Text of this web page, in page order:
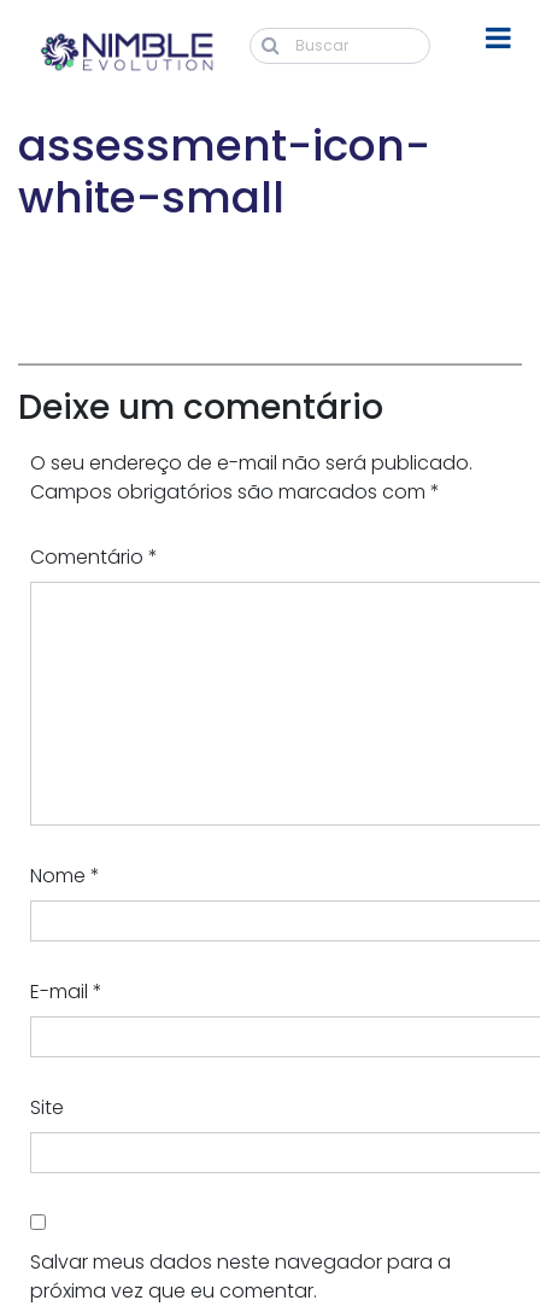
assessment-icon-
white-small
Deixe um comentário
O seu endereço de e-mail não será publicado.
Campos obrigatórios são marcados com *
Comentário *
Nome *
E-mail *
Site
Salvar meus dados neste navegador para a
próxima vez que eu comentar.